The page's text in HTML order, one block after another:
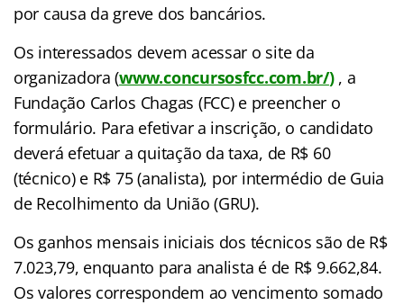
por causa da greve dos bancários.
Os interessados devem acessar o site da
organizadora (www.concursosfcc.com.br/), a
Fundação Carlos Chagas (FCC) e preencher o
formulário. Para efetivar a inscrição, o candidato
deverá efetuar a quitação da taxa, de R$ 60
(técnico) e R$ 75 (analista), por intermédio de Guia
de Recolhimento da União (GRU).
Os ganhos mensais iniciais dos técnicos são de R$
7.023,79, enquanto para analista é de R$ 9.662,84.
Os valores correspondem ao vencimento somado